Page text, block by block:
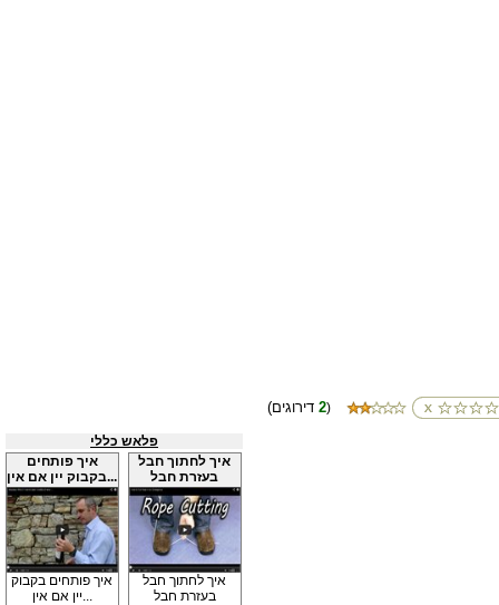
2)
פלאש כללי
איך פותחים
בקבוק יין אם אין...
איך פותחים בקבוק
יין אם אין...
איך לחתוך חבל
בעזרת חבל
איך לחתוך חבל
בעזרת חבל